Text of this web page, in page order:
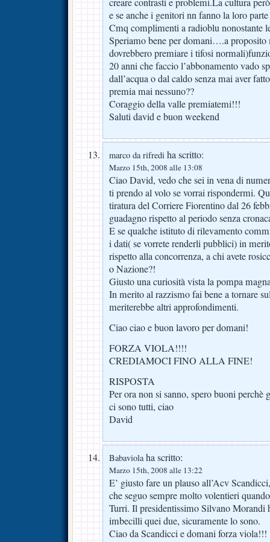
e se anche i genitori nn fanno la loro
Cmq complimenti a radioblu nonostante
Speriamo bene per domani….a
dovrebbero premiare i tifosi
20 anni che faccio l’abbonamento vado
dall’acqua o dal caldo senza mai aver
premia mai nessuno??
Coraggio della valle premiatemi!!!
Saluti david e buon weekend
marco da rifredi ha scritto:
Marzo 15th, 2008 alle 13:08
Ciao David, vedo che sei in vena di
ti prendo al volo se vorrai rispondermi.
tiratura del Corriere Fiorentino dal 26
guadagno rispetto al periodo senza
E se qualche istituto di rilevamento
i dati( se vorrete renderli pubblici) in
rispetto alla concorrenza, a chi avete
o Nazione?!
Giusto una curiosità vista la pompa
In merito al razzismo fai bene a tornare
meriterebbe altri approfondimenti.
Ciao ciao e buon lavoro per domani!
FORZA VIOLA!!!!
CREDIAMOCI FINO ALLA FINE!
RISPOSTA
Per ora non si sanno, spero buoni
ci sono tutti, ciao
David
Babaviolaha scritto:
Marzo 15th, 2008 alle 13:22
E’ giusto fare un plauso all’Acv
che seguo sempre molto volentieri
Turri. Il presidentissimo Silvano Morandi
imbecilli quei due, sicuramente lo sono.
Ciao da Scandicci e domani forza viola!!!